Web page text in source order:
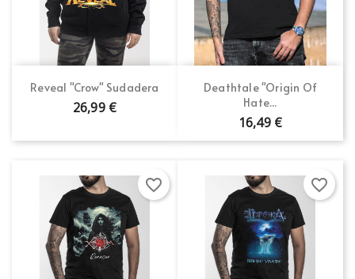
Reveal "Crow" Sudadera
26,99 €
Deathtale "Origin Of
Hate...
16,49 €
favorite_border favorite_border